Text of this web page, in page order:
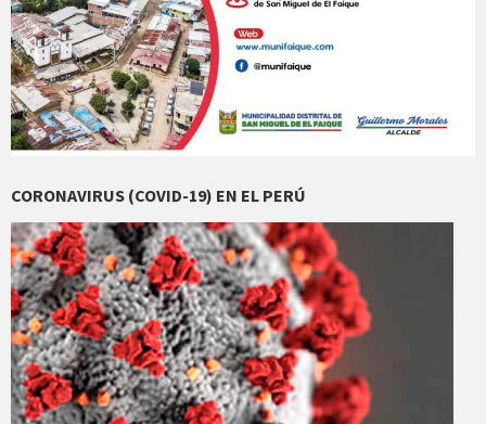
CORONAVIRUS (COVID-19) EN EL PERÚ